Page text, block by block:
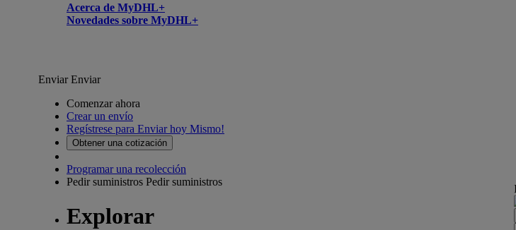
Acerca de MyDHL+
Novedades sobre MyDHL+
EnviarEnviar
Comenzar ahora
Crear un envío
Regístrese para Enviar hoy Mismo!
Obtener una cotización
Programar una recolección
Pedir suministros Pedir suministros
Explorar